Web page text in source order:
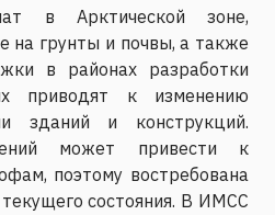
в Арктической зоне,
на грунты и почвы, а также
в районах разработки
приводят к изменению
зданий и конструкций.
может привести к
поэтому востребована
состояния. В ИМСС